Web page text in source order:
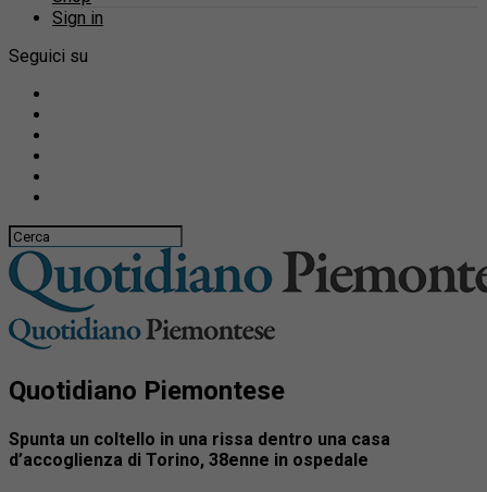
Sign in
Seguici su
Quotidiano Piemontese
Spunta un coltello in una rissa dentro una casa
d’accoglienza di Torino, 38enne in ospedale